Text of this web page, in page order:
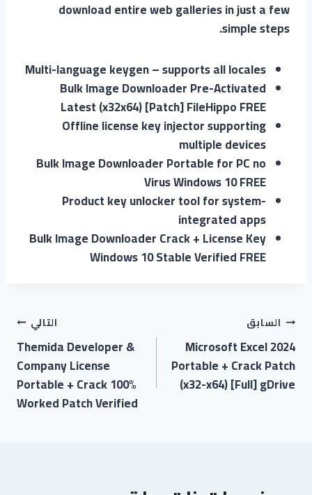
download entire web galleries in just a few
simple steps.
Multi-language keygen – supports all locales
Bulk Image Downloader Pre-Activated
Latest (x32x64) [Patch] FileHippo FREE
Offline license key injector supporting
multiple devices
Bulk Image Downloader Portable for PC no
Virus Windows 10 FREE
Product key unlocker tool for system-
integrated apps
Bulk Image Downloader Crack + License Key
Windows 10 Stable Verified FREE
السابق
Microsoft Excel 2024
Portable + Crack Patch
(x32-x64) [Full] gDrive
التالي
Themida Developer &
Company License
Portable + Crack 100%
Worked Patch Verified